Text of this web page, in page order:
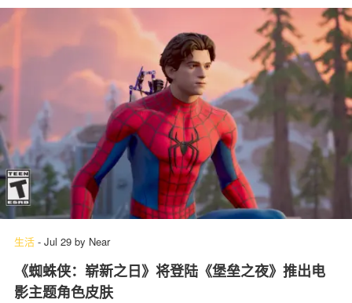
生活 - Jul 29 by Near
《蜘蛛侠：崭新之日》将登陆《堡垒之夜》推出电
影主题角色皮肤